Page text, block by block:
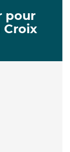
pour
Croix